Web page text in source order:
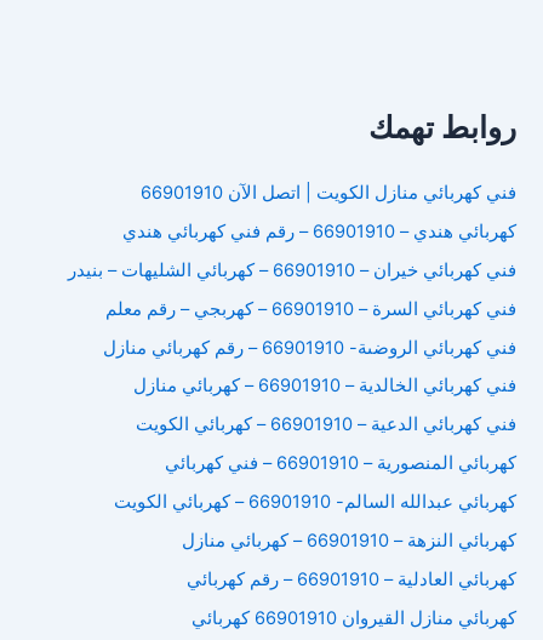
روابط تهمك
فني كهربائي منازل الكويت | اتصل الآن 66901910
كهربائي هندي – 66901910 – رقم فني كهربائي هندي
فني كهربائي خيران – 66901910 – كهربائي الشليهات – بنيدر
فني كهربائي السرة – 66901910 – كهربجي – رقم معلم
فني كهربائي الروضىة- 66901910 – رقم كهربائي منازل
فني كهربائي الخالدية – 66901910 – كهربائي منازل
فني كهربائي الدعية – 66901910 – كهربائي الكويت
كهربائي المنصورية – 66901910 – فني كهربائي
كهربائي عبدالله السالم- 66901910 – كهربائي الكويت
كهربائي النزهة – 66901910 – كهربائي منازل
كهربائي العادلية – 66901910 – رقم كهربائي
كهربائي منازل القيروان 66901910 كهربائي